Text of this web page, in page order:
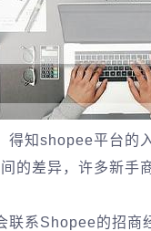
得知shopee平台的
的差异，许多新手
联系Shopee的招商